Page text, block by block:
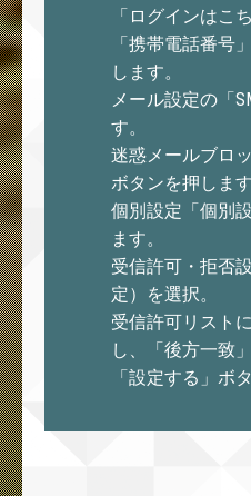
「ログインはこ
「携帯電話番号
します。
メール設定の「
す。
迷惑メールブロ
ボタンを押します
個別設定「個別
ます。
受信許可・拒否
定）を選択。
受信許可リスト
し、「後方一致
「設定する」ボ